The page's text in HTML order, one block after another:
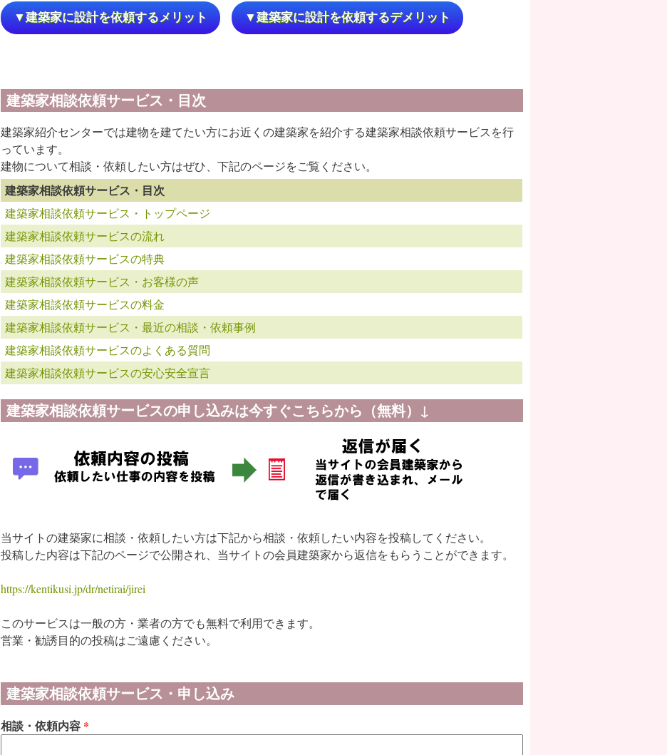
▼建築家に設計を依頼するメリット ▼建築家に設計を依頼するデメリット
建築家相談依頼サービス・目次
建築家紹介センターでは建物を建てたい方にお近くの建築家を紹介する建築家相談依頼サービスを行
っています。
建物について相談・依頼したい方はぜひ、下記のページをご覧ください。
建築家相談依頼サービス・目次
建築家相談依頼サービス・トップページ
建築家相談依頼サービスの流れ
建築家相談依頼サービスの特典
建築家相談依頼サービス・お客様の声
建築家相談依頼サービスの料金
建築家相談依頼サービス・最近の相談・依頼事例
建築家相談依頼サービスのよくある質問
建築家相談依頼サービスの安心安全宣言
建築家相談依頼サービスの申し込みは今すぐこちらから（無料）↓
当サイトの建築家に相談・依頼したい方は下記から相談・依頼したい内容を投稿してください。
投稿した内容は下記のページで公開され、当サイトの会員建築家から返信をもらうことができます。
https://kentikusi.jp/dr/netirai/jirei
このサービスは一般の方・業者の方でも無料で利用できます。
営業・勧誘目的の投稿はご遠慮ください。
建築家相談依頼サービス・申し込み
相談・依頼内容 *
12 …